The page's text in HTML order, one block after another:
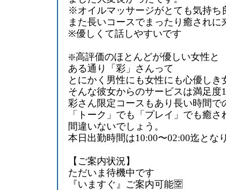
※オイルマッサージがとても気持ち
また長いコースでまったり癒され
※優しくて話しやすいです
❇️高評価のほとんどが優しい女性と
ある通り「彩」さんって
とにかく男性にも女性にも心優しき
そんな彼女からのサービスは満足度
彩さん限定コースもあり長い時間で
「トーク」でも「プレイ」でも癒さ
間違いないでしょう。
本日出勤時間は10:00〜02:00迄とな
【ご案内状況】
ただいま待機中です
『いますぐ』ご案内可能🈳